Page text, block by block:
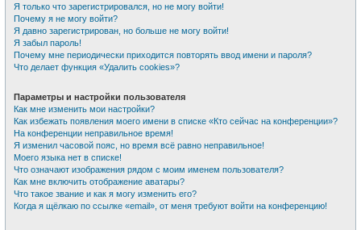
Я только что зарегистрировался, но не могу войти!
Почему я не могу войти?
Я давно зарегистрирован, но больше не могу войти!
Я забыл пароль!
Почему мне периодически приходится повторять ввод имени и пароля?
Что делает функция «Удалить cookies»?
Параметры и настройки пользователя
Как мне изменить мои настройки?
Как избежать появления моего имени в списке «Кто сейчас на конференции»?
На конференции неправильное время!
Я изменил часовой пояс, но время всё равно неправильное!
Моего языка нет в списке!
Что означают изображения рядом с моим именем пользователя?
Как мне включить отображение аватары?
Что такое звание и как я могу изменить его?
Когда я щёлкаю по ссылке «email», от меня требуют войти на конференцию!